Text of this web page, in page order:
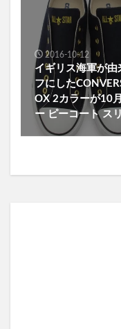
2016-10-12
イギリス海軍が由
フにした
OX 2カラーが10
ー ピーコート ス